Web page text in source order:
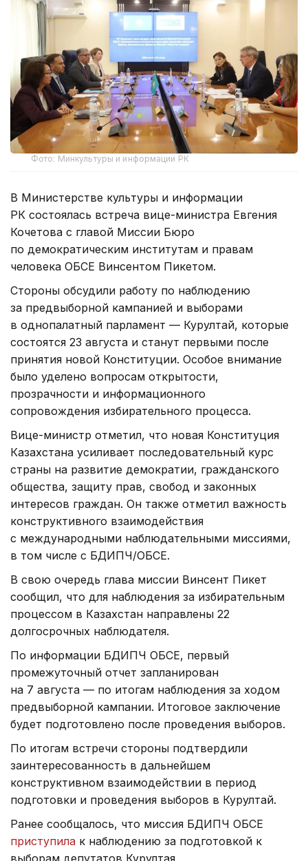
Фото: Минкультуры и информации РК
В Министерстве культуры и информации
РК состоялась встреча вице-министра Евгения
Кочетова с главой Миссии Бюро
по демократическим институтам и правам
человека ОБСЕ Винсентом Пикетом.
Стороны обсудили работу по наблюдению
за предвыборной кампанией и выборами
в однопалатный парламент — Курултай, которые
состоятся 23 августа и станут первыми после
принятия новой Конституции. Особое внимание
было уделено вопросам открытости,
прозрачности и информационного
сопровождения избирательного процесса.
Вице-министр отметил, что новая Конституция
Казахстана усиливает последовательный курс
страны на развитие демократии, гражданского
общества, защиту прав, свобод и законных
интересов граждан. Он также отметил важность
конструктивного взаимодействия
с международными наблюдательными миссиями,
в том числе с БДИПЧ/ОБСЕ.
В свою очередь глава миссии Винсент Пикет
сообщил, что для наблюдения за избирательным
процессом в Казахстан направлены 22
долгосрочных наблюдателя.
По информации БДИПЧ ОБСЕ, первый
промежуточный отчет запланирован
на 7 августа — по итогам наблюдения за ходом
предвыборной кампании. Итоговое заключение
будет подготовлено после проведения выборов.
По итогам встречи стороны подтвердили
заинтересованность в дальнейшем
конструктивном взаимодействии в период
подготовки и проведения выборов в Курултай.
Ранее сообщалось, что миссия БДИПЧ ОБСЕ
приступила к наблюдению за подготовкой к
выборам депутатов Курултая.